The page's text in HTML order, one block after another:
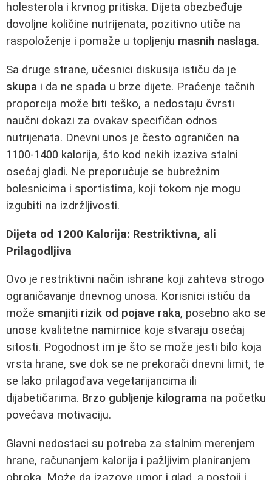
holesterola i krvnog pritiska. Dijeta obezbeđuje
dovoljne količine nutrijenata, pozitivno utiče na
raspoloženje i pomaže u topljenju masnih naslaga.
Sa druge strane, učesnici diskusija ističu da je
skupa i da ne spada u brze dijete. Praćenje tačnih
proporcija može biti teško, a nedostaju čvrsti
naučni dokazi za ovakav specifičan odnos
nutrijenata. Dnevni unos je često ograničen na
1100-1400 kalorija, što kod nekih izaziva stalni
osećaj gladi. Ne preporučuje se bubrežnim
bolesnicima i sportistima, koji tokom nje mogu
izgubiti na izdržljivosti.
Dijeta od 1200 Kalorija: Restriktivna, ali
Prilagodljiva
Ovo je restriktivni način ishrane koji zahteva strogo
ograničavanje dnevnog unosa. Korisnici ističu da
može smanjiti rizik od pojave raka, posebno ako se
unose kvalitetne namirnice koje stvaraju osećaj
sitosti. Pogodnost im je što se može jesti bilo koja
vrsta hrane, sve dok se ne prekorači dnevni limit, te
se lako prilagođava vegetarijancima ili
dijabetičarima. Brzo gubljenje kilograma na početku
povećava motivaciju.
Glavni nedostaci su potreba za stalnim merenjem
hrane, računanjem kalorija i pažljivim planiranjem